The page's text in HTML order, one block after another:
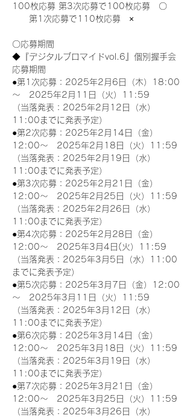
100枚応募 第3次応募で100枚応募　〇
第1次応募で110枚応募　×
〇応募期間
◆『デジタルブロマイドvol.6』個別握手会
応募期間
●第1次応募：2025年2月6日（木）18:00
～　2025年2月11日（火）11:59
（当落発表：2025年2月12日（水）
11:00までに発表予定）
●第2次応募：2025年2月14日（金）
12:00～　2025年2月18日（火）11:59
（当落発表：2025年2月19日（水）
11:00までに発表予定）
●第3次応募：2025年2月21日（金）
12:00～　2025年2月25日（火）11:59
（当落発表：2025年2月26日（水）
11:00までに発表予定）
●第4次応募：2025年2月28日（金）
12:00～　2025年3月4日(火）11:59
（当落発表：2025年3月5日（水）11:00
までに発表予定）
●第5次応募：2025年3月7日（金）12:00
～　2025年3月11日（火）11:59
（当落発表：2025年3月12日（水）
11:00までに発表予定）
●第6次応募：2025年3月14日（金）
12:00～　2025年3月18日（火）11:59
（当落発表：2025年3月19日（水）
11:00までに発表予定）
●第7次応募：2025年3月21日（金）
12:00～　2025年3月25日（火）11:59
（当落発表：2025年3月26日（水）